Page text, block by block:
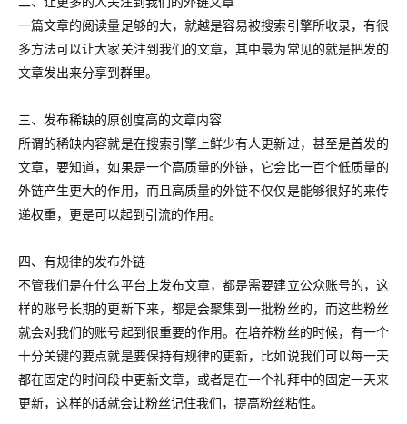
一篇文章的阅读量足够的大，就越是容易被搜索引擎所收录，有很
多方法可以让大家关注到我们的文章，其中最为常见的就是把发的
文章发出来分享到群里。
三、发布稀缺的原创度高的文章内容
所谓的稀缺内容就是在搜索引擎上鲜少有人更新过，甚至是首发的
文章，要知道，如果是一个高质量的外链，它会比一百个低质量的
外链产生更大的作用，而且高质量的外链不仅仅是能够很好的来传
递权重，更是可以起到引流的作用。
四、有规律的发布外链
不管我们是在什么平台上发布文章，都是需要建立公众账号的，这
样的账号长期的更新下来，都是会聚集到一批粉丝的，而这些粉丝
就会对我们的账号起到很重要的作用。在培养粉丝的时候，有一个
十分关键的要点就是要保持有规律的更新，比如说我们可以每一天
都在固定的时间段中更新文章，或者是在一个礼拜中的固定一天来
更新，这样的话就会让粉丝记住我们，提高粉丝粘性。